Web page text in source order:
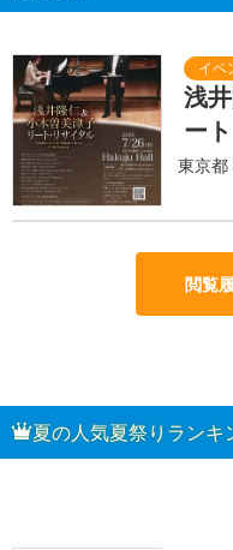
浅
ー
東京
閲覧
夏の人気夏祭りランキ